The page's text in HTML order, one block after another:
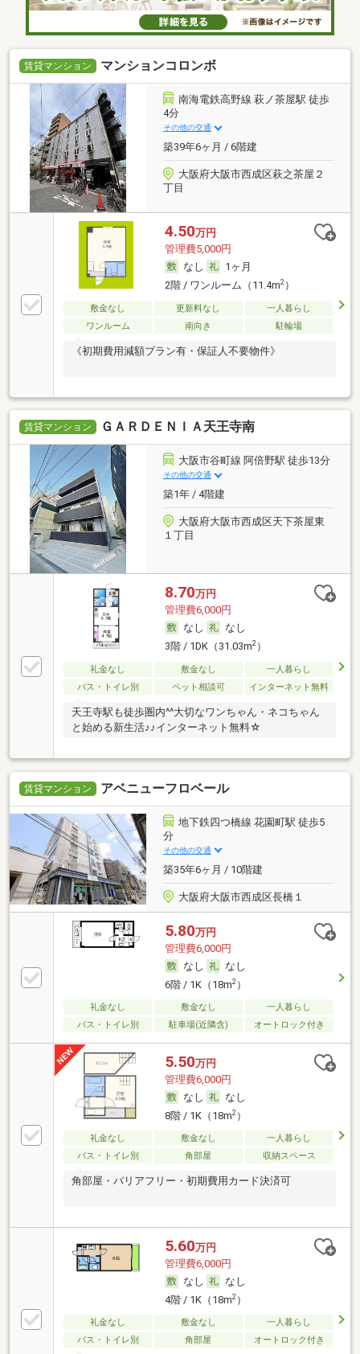
賃貸マンション マンションコロンボ
南海電鉄高野線 萩ノ茶屋駅 徒歩
4分
その他の交通
築39年6ヶ月 / 6階建
大阪府大阪市西成区萩之茶屋２
丁目
4.50万円
管理費5,000円
なし
1ヶ月
2階 / ワンルーム（11.4m2）
敷金なし 更新料なし
一人暮らし
ワンルーム
南向き 駐輪場
《初期費用減額プラン有・保証人不要物件》
賃貸マンション ＧＡＲＤＥＮＩＡ天王寺南
大阪市谷町線 阿倍野駅 徒歩13分
その他の交通
築1年 / 4階建
大阪府大阪市西成区天下茶屋東
１丁目
8.70万円
管理費6,000円
なし
なし
3階 / 1DK（31.03m2）
礼金なし 敷金なし
一人暮らし
バス・トイレ別
ペット相談可 インターネット無料
天王寺駅も徒歩圏内^^大切なワンちゃん・ネコちゃん
と始める新生活♪♪インターネット無料☆
賃貸マンション アベニューフロベール
地下鉄四つ橋線 花園町駅 徒歩5
分
その他の交通
築35年6ヶ月 / 10階建
大阪府大阪市西成区長橋１
5.80万円
管理費6,000円
なし
なし
6階 / 1K（18m2）
礼金なし 敷金なし
一人暮らし
バス・トイレ別
駐車場(近隣含) オートロック付き
5.50万円
管理費6,000円
なし
なし
8階 / 1K（18m2）
礼金なし 敷金なし
一人暮らし
バス・トイレ別
角部屋 収納スペース
角部屋・バリアフリー・初期費用カード決済可
5.60万円
管理費6,000円
なし
なし
4階 / 1K（18m2）
礼金なし 敷金なし
一人暮らし
バス・トイレ別
角部屋 オートロック付き